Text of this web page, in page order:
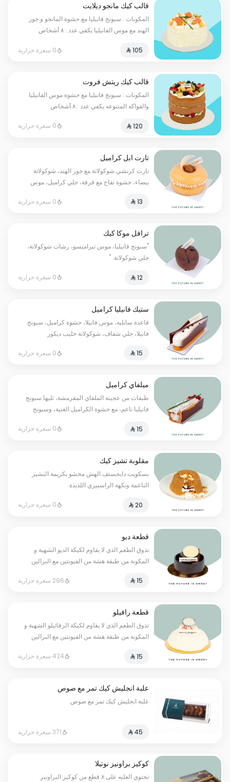
قالب كيك مانجو ديلايت
المكونات : سبونج فانيليا مع حشوة المانجو و جوز
الهند مع موس الفانيليا يكفي عدد : ٨ أشخاص
0 سعرة حرارية
قالب كيك ريتش فروت
المكونات : سبونج فانيليا مع حشوة موس الفانيليا
والفواكه المتنوعه يكفي عدد : ٨ أشخاص
0 سعرة حرارية
تارت ابل كراميل
تارت كرنشي شوكولاتة مع جوز الهند، شوكولاتة
بيضاء، حشوة تفاح مع قرفة، جلي كراميل، موس
0 سعرة حرارية
ترافل موكا كيك
"سبونج فانيليا، موس تيراميسو، رشات شوكولاتة،
جلي شوكولاتة. "
⁨⁦‪‬ 12⁩ 0 سعرة حرارية
ستيك فانيليا كراميل
قاعدة سابليه، موس فانيلا، حشوة كراميل، سبونج
فانيلا، جلي شفاف، شوكولاتة حليب ديكور
0 سعرة حرارية
ميلفاي كراميل
طبقات من عجينة الملفاي المقرمشة، تليها سبونج
فانيليا ناعم، مع حشوة الكراميل الغنية، وسبونج
شوكولاتة الحليب ولمسة من الكارج الأحمر.
0 سعرة حرارية
مقلوبة تشيز كيك
بسكويت دايجستف الهش محشو بكريمة التشيز
الناعمة ونكهة الراسبيري اللذيذة
0 سعرة حرارية
قطعة ديو
تذوق الطعم الذي لا يقاوم لكيكة الديو الشهية و
المكونة من طبقة هشة من الفيونتين مع البرالين
الشوكولاتة، افضل خيار واشهى طعم لك ولكل افراد
296 سعرة حرارية
قطعة رافيلو
تذوق الطعم الذي لا يقاوم لكيكة الرفائيلو الشهية و
المكونة من طبقة هشة من الفيونتين مع البرالين
ولكل افراد العائلة
424 سعرة حرارية
علبة انجليش كيك تمر مع صوص
علبة انجليش كيك تمر مع صوص
371 سعرة حرارية
كوكيز براونيز نوتيلا
تحتوي العلبه على ٨ قطع من كوكيز البراونيز